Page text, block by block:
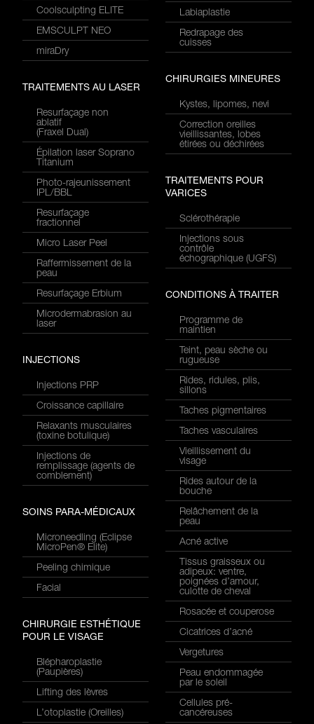
Coolsculpting ELITE
EMSCULPT NEO
miraDry
TRAITEMENTS AU LASER
Resurfaçage non
ablatif
(Fraxel Dual)
Épilation laser Soprano
Titanium
Photo-rajeunissement
IPL/BBL
Resurfaçage
fractionnel
Micro Laser Peel
Raffermissement de la
peau
Resurfaçage Erbium
Microdermabrasion au
laser
INJECTIONS
Injections PRP
Croissance capillaire
Relaxants musculaires
(toxine botulique)
Injections de
remplissage (agents de
comblement)
SOINS PARA-MÉDICAUX
Microneedling (Eclipse
MicroPen® Elite)
Peeling chimique
Facial
CHIRURGIE ESTHÉTIQUE
POUR LE VISAGE
Blépharoplastie
(Paupières)
Lifting des lèvres
L’otoplastie (Oreilles)
Labiaplastie
Redrapage des
cuisses
CHIRURGIES MINEURES
Kystes, lipomes, nevi
Correction oreilles
vieillissantes, lobes
étirées ou déchirées
TRAITEMENTS POUR
VARICES
Sclérothérapie
Injections sous
contrôle
échographique (UGFS)
CONDITIONS À TRAITER
Programme de
maintien
Teint, peau sèche ou
rugueuse
Rides, ridules, plis,
sillons
Taches pigmentaires
Taches vasculaires
Vieillissement du
visage
Rides autour de la
bouche
Relâchement de la
peau
Acné active
Tissus graisseux ou
adipeux: ventre,
poignées d’amour,
culotte de cheval
Rosacée et couperose
Cicatrices d’acné
Vergetures
Peau endommagée
par le soleil
Cellules pré-
cancéreuses